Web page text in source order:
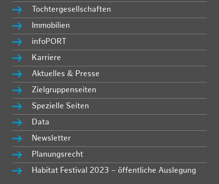
Tochtergesellschaften
Immobilien
infoPORT
Karriere
Aktuelles & Presse
Zielgruppenseiten
Spezielle Seiten
Data
Newsletter
Planungsrecht
Habitat Festival 2023 – öffentliche Auslegung